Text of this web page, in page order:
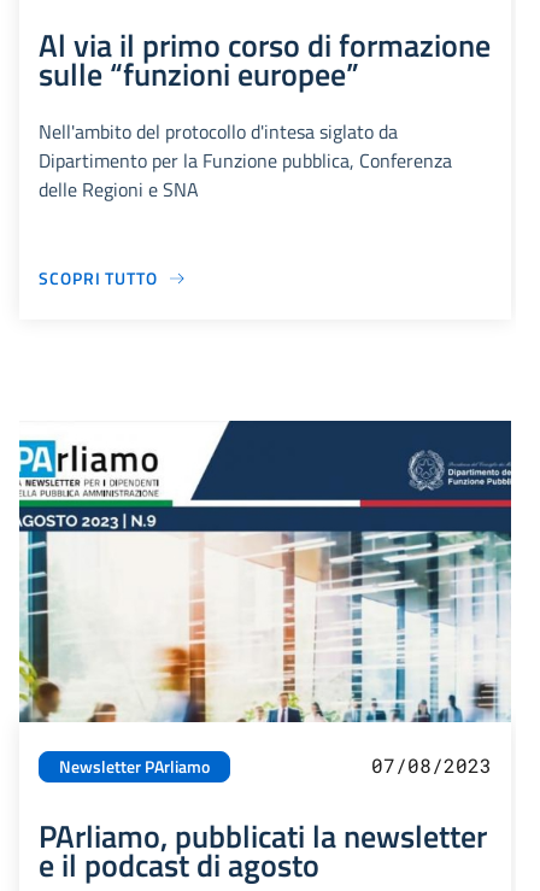
Al via il primo corso di formazione
sulle “funzioni europee”
Nell'ambito del protocollo d'intesa siglato da
Dipartimento per la Funzione pubblica, Conferenza
delle Regioni e SNA
SCOPRI TUTTO
Newsletter PArliamo 07/08/2023
PArliamo, pubblicati la newsletter
e il podcast di agosto